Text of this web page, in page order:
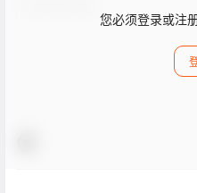
您必须登录或注